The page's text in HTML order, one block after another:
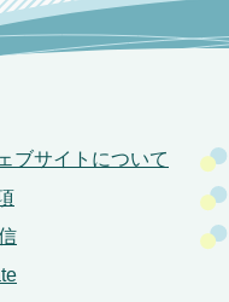
ブサイトについて